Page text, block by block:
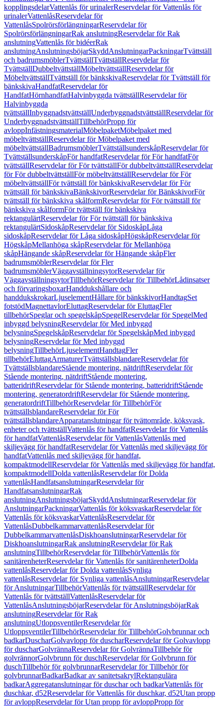
kopplingsdelarVattenlås för urinalerReservdelar för Vattenlås för
urinalerVattenlåsReservdelar för
VattenlåsSpolrörsförlängningarReservdelar för
SpolrörsförlängningarRak anslutningReservdelar för Rak
anslutningVattenlås för bidéerRak
anslutningAnslutningsböjarSkyddAnslutningarPackningarTvättställ
och badrumsmöblerTvättställTvättställReservdelar för
TvättställDubbeltvättställMöbeltvättställReservdelar för
MöbeltvättställTvättställ för bänkskivaReservdelar för Tvättställ för
bänkskivaHandfatReservdelar för
HandfatHörnhandfatHalvinbyggda tvättställReservdelar för
Halvinbyggda
tvättställInbyggnadstvättställUnderbyggnadstvättställReservdelar för
UnderbyggnadstvättställTillbehörPropp för
avloppInfästningsmaterialMöbelpaketMöbelpaket med
möbeltvättställReservdelar för Möbelpaket med
möbeltvättställBadrumsmöblerTvättställsunderskåpReservdelar för
TvättställsunderskåpFör handfatReservdelar för För handfatFör
tvättställReservdelar för För tvättställFör dubbeltvättställReservdelar
för För dubbeltvättställFör möbeltvättställReservdelar för För
möbeltvättställFör tvättställ för bänkskivaReservdelar för För
tvättställ för bänkskivaBänkskivorReservdelar för BänkskivorFör
tvättställ för bänkskiva skålformReservdelar för För tvättställ för
bänkskiva skålformFör tvättställ för bänkskiva
rektangulärtReservdelar för För tvättställ för bänkskiva
rektangulärtSidoskåpReservdelar för SidoskåpLåga
sidoskåpReservdelar för Låga sidoskåpHögskåpReservdelar för
HögskåpMellanhöga skåpReservdelar för Mellanhöga
skåpHängande skåpReservdelar för Hängande skåpFler
badrumsmöblerReservdelar för Fler
badrumsmöblerVäggavställningsytorReservdelar för
VäggavställningsytorTillbehörReservdelar för TillbehörLådinsatser
och förvaringsboxarHanddukshållare och
handdukskrokarLjuselementHållare för bänkskivorHandtagSet
fotstödMagnettavlorEluttagReservdelar för EluttagFler
tillbehörSpeglar och spegelskåpSpegelReservdelar för SpegelMed
inbyggd belysningReservdelar för Med inbyggd
belysningSpegelskåpReservdelar för SpegelskåpMed inbyggd
belysningReservdelar för Med inbyggd
belysningTillbehörLjuselementHandtagFler
tillbehörEluttagArmaturerTvättställsblandareReservdelar för
TvättställsblandareStående montering, nätdriftReservdelar för
Stående montering, nätdriftStående montering,
batteridriftReservdelar för Stående montering, batteridriftStående
montering, generatordriftReservdelar för Stående montering,
generatordriftTillbehörReservdelar för TillbehörFör
tvättställsblandareReservdelar för För
tvättställsblandareApparatanslutningar för tvättområde, köksvask,
enheter och tvättställVattenlås för handfatReservdelar för Vattenlås
för handfatVattenlåsReservdelar för VattenlåsVattenlås med
skiljevägg för handfatReservdelar för Vattenlås med skiljevägg för
handfatVattenlås med skiljevägg för handfat,
kompaktmodellReservdelar för Vattenlås med skiljevägg för handfat,
kompaktmodellDolda vattenlåsReservdelar för Dolda
vattenlåsHandfatsanslutningarReservdelar för
HandfatsanslutningarRak
anslutningAnslutningsböjarSkyddAnslutningarReservdelar för
AnslutningarPackningarVattenlås för köksvaskarReservdelar för
Vattenlås för köksvaskarVattenlåsReservdelar för
VattenlåsDubbelkammarvattenlåsReservdelar för
DubbelkammarvattenlåsDiskhoanslutningarReservdelar för
DiskhoanslutningarRak anslutningReservdelar för Rak
anslutningTillbehörReservdelar för TillbehörVattenlås för
sanitärenheterReservdelar för Vattenlås för sanitärenheterDolda
vattenlåsReservdelar för Dolda vattenlåsSynliga
vattenlåsReservdelar för Synliga vattenlåsAnslutningarReservdelar
för AnslutningarTillbehörVattenlås för tvättställReservdelar för
Vattenlås för tvättställVattenlåsReservdelar för
VattenlåsAnslutningsböjarReservdelar för AnslutningsböjarRak
anslutningReservdelar för Rak
anslutningUtloppsventilerReservdelar för
UtloppsventilerTillbehörReservdelar för TillbehörGolvbrunnar och
badkarDuscharGolvavlopp för duscharReservdelar för Golvavlopp
för duscharGolvrännaReservdelar för GolvrännaTillbehör för
golvrännorGolvbrunn för duschReservdelar för Golvbrunn för
duschTillbehör för golvbrunnarReservdelar för Tillbehör för
golvbrunnarBadkarBadkar av sanitetsakrylRektangulära
badkarAggregatanslutningar för duschar och badkarVattenlås för
duschkar, d52Reservdelar för Vattenlås för duschkar, d52Utan propp
för avloppReservdelar för Utan propp för avloppPropp för